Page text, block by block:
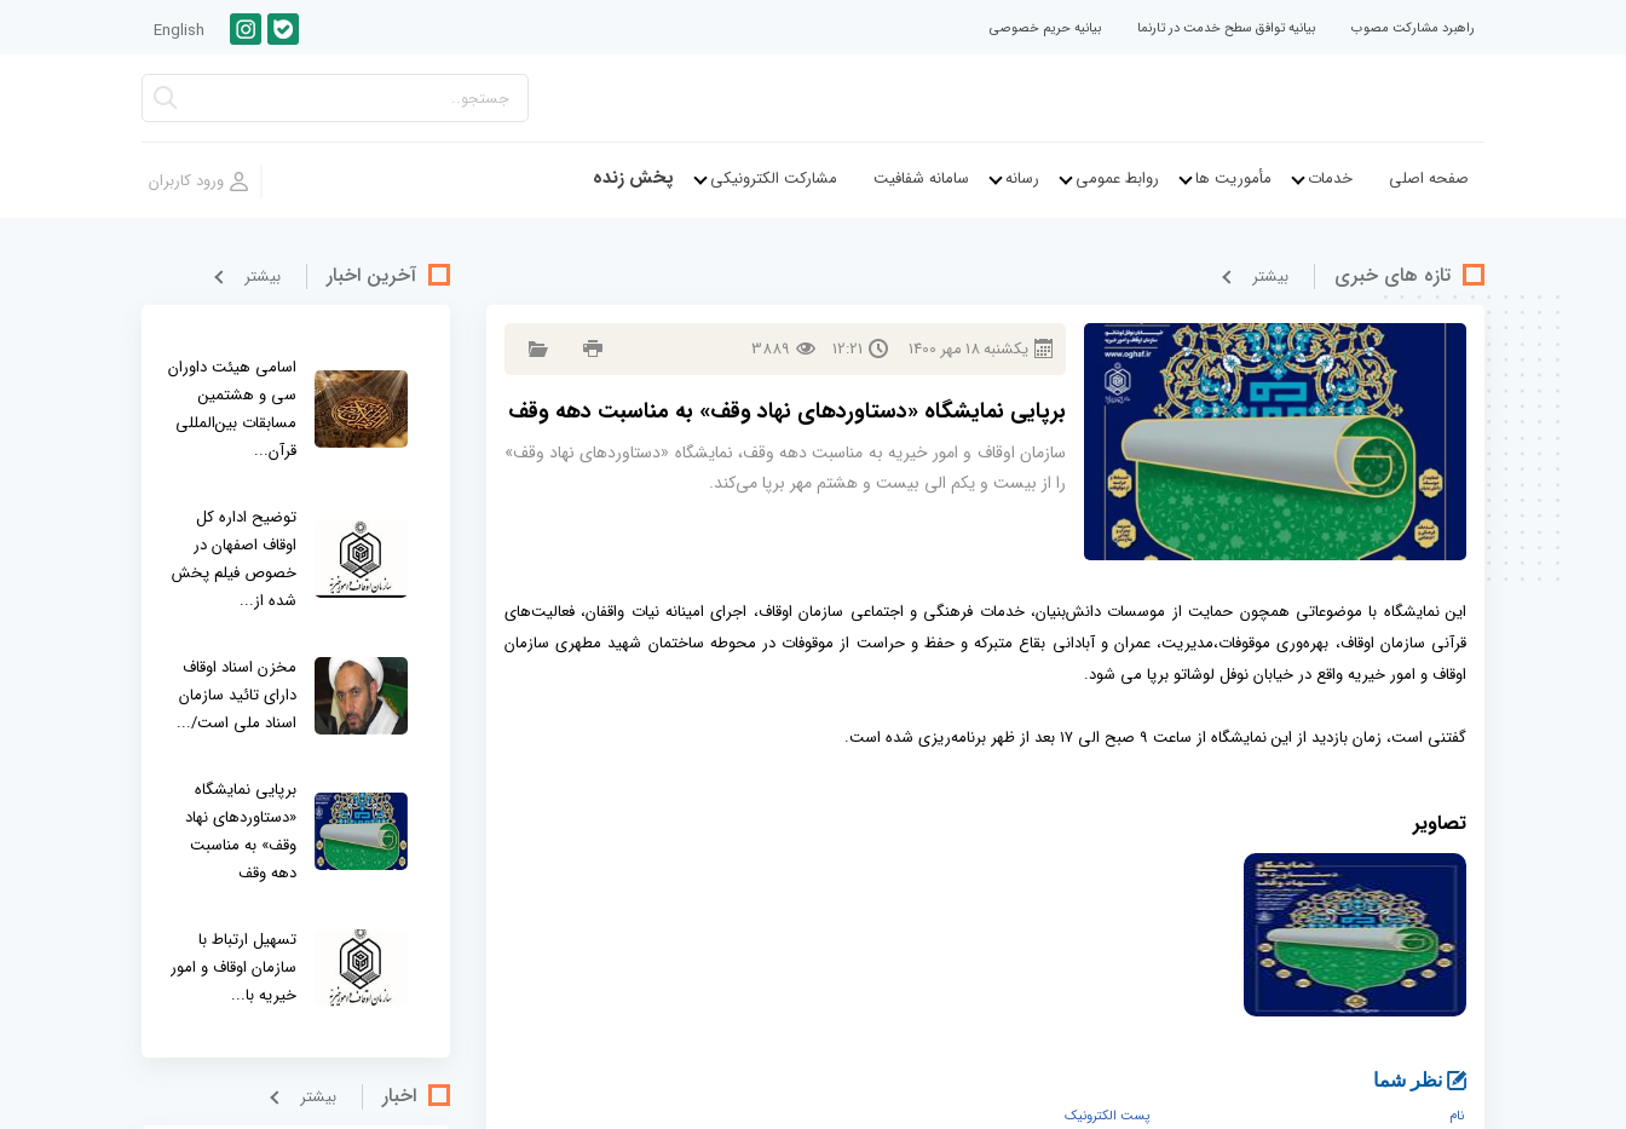
راهبرد مشارکت مصوب بیانیه توافق سطح خدمت در تارنما بیانیه حریم خصوصی English
صفحه اصلی خدمات مأموریت ها روابط عمومی رسانه سامانه شفافیت مشارکت الکترونیکی پخش زنده
تازه های خبری بيشتر
يكشنبه18مهر 1400
12:21
3889
برپایی نمایشگاه «دستاوردهای نهاد وقف» به مناسبت دهه وقف
سازمان اوقاف و امور خیریه به مناسبت دهه وقف، نمایشگاه «دستاوردهای نهاد وقف»
را از بیست و یکم الی بیست و هشتم مهر برپا می‌کند.
این نمایشگاه با موضوعاتی همچون حمایت از موسسات دانش‌بنیان، خدمات فرهنگی و اجتماعی سازمان اوقاف، اجرای امینانه نیات واقفان، فعالیت‌های
قرآنی سازمان اوقاف، بهره‌وری موقوفات،مدیریت، عمران و آبادانی بقاع متبرکه و حفظ و حراست از موقوفات در محوطه ساختمان شهید مطهری سازمان
اوقاف و امور خیریه واقع در خیابان نوفل لوشاتو برپا می شود.
گفتنی است، زمان بازدید از این نمایشگاه از ساعت ۹ صبح الی ۱۷ بعد از ظهر برنامه‌ریزی شده است.
تصاویر
نظر شما
نام
پست الكترونيک
آخرین اخبار بيشتر
اسامی هیئت داوران
سی و هشتمین
مسابقات بین‌المللی
قرآن...
توضیح اداره کل
اوقاف اصفهان در
خصوص فیلم پخش
شده از...
مخزن اسناد اوقاف
دارای تائید سازمان
اسناد ملی است/...
برپایی نمایشگاه
«دستاوردهای نهاد
وقف» به مناسبت
دهه وقف
تسهیل ارتباط با
سازمان اوقاف و امور
خیریه با...
اخبار بيشتر